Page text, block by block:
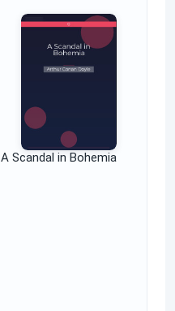
A Scandal in Bohemia